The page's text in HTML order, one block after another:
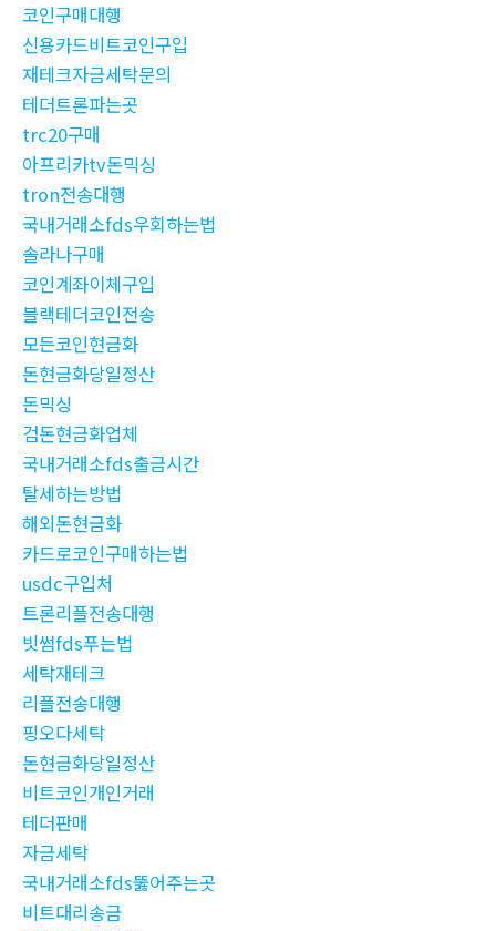
코인구매대행
신용카드비트코인구입
재테크자금세탁문의
테더트론파는곳
trc20구매
아프리카tv돈믹싱
tron전송대행
국내거래소fds우회하는법
솔라나구매
코인계좌이체구입
블랙테더코인전송
모든코인현금화
돈현금화당일정산
돈믹싱
검돈현금화업체
국내거래소fds출금시간
탈세하는방법
해외돈현금화
카드로코인구매하는법
usdc구입처
트론리플전송대행
빗썸fds푸는법
세탁재테크
리플전송대행
핑오다세탁
돈현금화당일정산
비트코인개인거래
테더판매
자금세탁
국내거래소fds뚫어주는곳
비트대리송금